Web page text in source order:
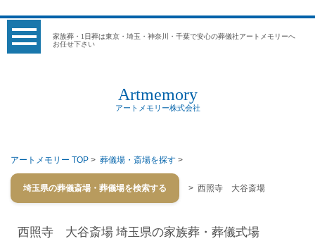
家族葬・1日葬は東京・埼玉・神奈川・千葉で安心の葬儀社アートメモリーへ
お任せ下さい
Artmemory
アートメモリー株式会社
アートメモリー TOP > 葬儀場・斎場を探す >
埼玉県の葬儀斎場・葬儀場を検索する > 西照寺 大谷斎場
西照寺 大谷斎場 埼玉県の家族葬・葬儀式場